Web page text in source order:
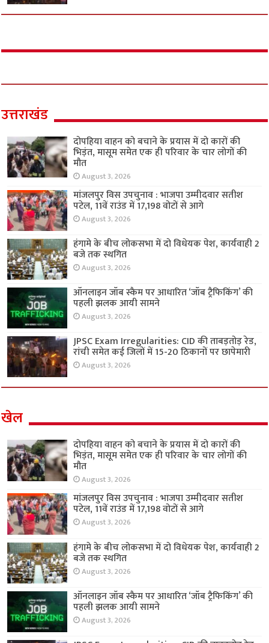
उत्तराखंड
दोपहिया वाहन को बचाने के प्रयास में दो कारों की
भिड़ंत, मासूम समेत एक ही परिवार के चार लोगों की
मौत
August 3, 2026
मांजलपुर विस उपचुनाव : भाजपा उम्मीदवार सतीश
पटेल, 11वें राउंड में 17,198 वोटों से आगे
August 3, 2026
हंगामे के बीच लोकसभा में दो विधेयक पेश, कार्यवाही 2
बजे तक स्थगित
August 3, 2026
ऑनलाइन जॉब स्कैम पर आधारित ‘जॉब ट्रैफिकिंग’ की
पहली झलक आयी सामने
August 3, 2026
JPSC Exam Irregularities: CID की ताबड़तोड़ रेड,
रांची समेत कई जिलों में 15-20 ठिकानों पर छापेमारी
August 3, 2026
खेल
दोपहिया वाहन को बचाने के प्रयास में दो कारों की
भिड़ंत, मासूम समेत एक ही परिवार के चार लोगों की
मौत
August 3, 2026
मांजलपुर विस उपचुनाव : भाजपा उम्मीदवार सतीश
पटेल, 11वें राउंड में 17,198 वोटों से आगे
August 3, 2026
हंगामे के बीच लोकसभा में दो विधेयक पेश, कार्यवाही 2
बजे तक स्थगित
August 3, 2026
ऑनलाइन जॉब स्कैम पर आधारित ‘जॉब ट्रैफिकिंग’ की
पहली झलक आयी सामने
August 3, 2026